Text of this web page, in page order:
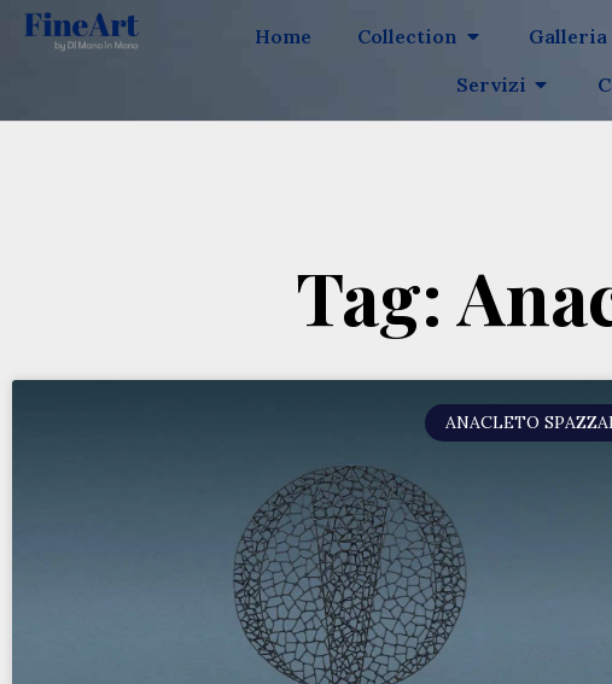
Home Collection Galleria
Servizi
Tag:
ANACLETO